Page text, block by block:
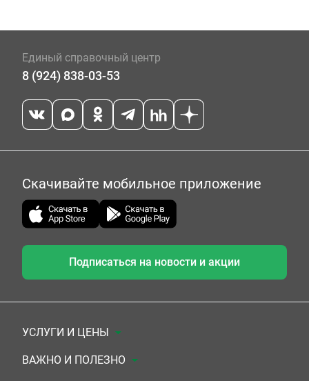
Единый справочный центр
8 (924) 838-03-53
Скачивайте мобильное приложение
Подписаться на новости и акции
УСЛУГИ И ЦЕНЫ
Анализы
ВАЖНО И ПОЛЕЗНО